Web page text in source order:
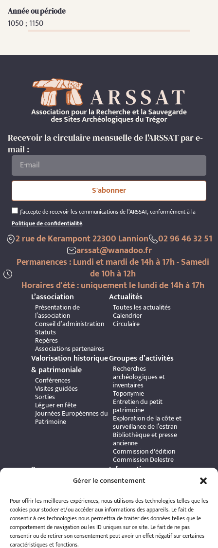
Gérer le consentement
Pour offrir les meilleures expériences, nous utilisons des technologies telles que les
cookies pour stocker et/ou accéder aux informations des appareils. Le fait de
consentir à ces technologies nous permettra de traiter des données telles que le
comportement de navigation ou les ID uniques sur ce site. Le fait de ne pas
consentir ou de retirer son consentement peut avoir un effet négatif sur certaines
caractéristiques et fonctions.
Année ou période
1050 ; 1150
Recevoir la circulaire mensuelle de l'ARSSAT par e-
mail :
J’accepte de recevoir les communications de l’ARSSAT, conformément à la
Politique de confidentialité.
S'abonner
2 rue de Kerampont 22300 Lannion
02 96 46 32 51
arssat@wanadoo.fr
Permanences : Lundi et mardi de 14h à 17h - Samedi
de 10h à 12h
Horaires d'été : uniquement le lundi de 14h à 17h
L’association
Présentation de
l’association
Conseil d’administration
Statuts
Repères
Associations partenaires
Actualités
Toutes les actualités
Calendrier
Circulaire
Valorisation historique
& patrimoniale
Conférences
Visites guidées
Sorties
Léguer en fête
Journées Européennes du
Patrimoine
Groupes d’activités
Recherches
archéologiques et
inventaires
Toponymie
Entretien du petit
patrimoine
Exploration de la côte et
surveillance de l’estran
Bibliothèque et presse
ancienne
Commission d'édition
Commission Delestre
Ressources
Carte interactive
Publications et ouvrages
Archives patrimoniales
Bretania
Informations
pratiques
Adhérer à l’association
Politique de
confidentialité
Politique de cookies
Mentions légales
Espace éditeur